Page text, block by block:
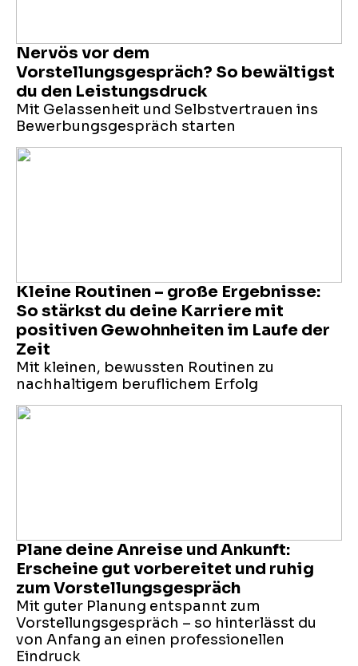
Nervös vor dem
Vorstellungsgespräch? So bewältigst
du den Leistungsdruck
Mit Gelassenheit und Selbstvertrauen ins
Bewerbungsgespräch starten
Kleine Routinen – große Ergebnisse:
So stärkst du deine Karriere mit
positiven Gewohnheiten im Laufe der
Zeit
Mit kleinen, bewussten Routinen zu
nachhaltigem beruflichem Erfolg
Plane deine Anreise und Ankunft:
Erscheine gut vorbereitet und ruhig
zum Vorstellungsgespräch
Mit guter Planung entspannt zum
Vorstellungsgespräch – so hinterlässt du
von Anfang an einen professionellen
Eindruck